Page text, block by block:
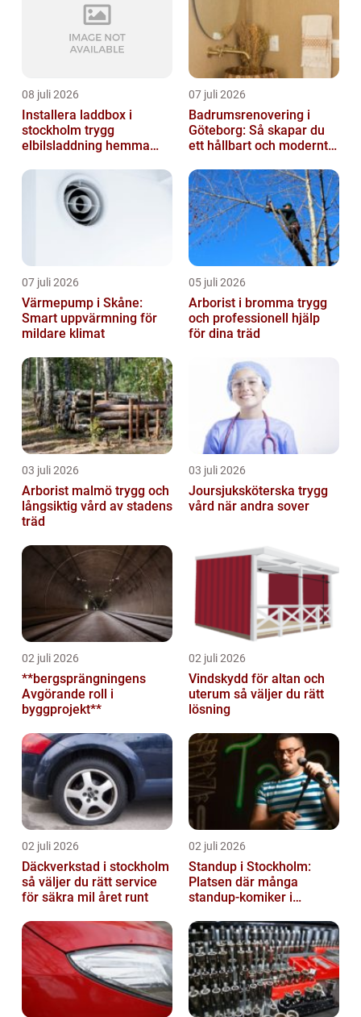
08 juli 2026
Installera laddbox i
stockholm trygg
elbilsladdning hemma
07 juli 2026
Badrumsrenovering i
Göteborg: Så skapar du
ett hållbart och modernt
07 juli 2026
Värmepump i Skåne:
Smart uppvärmning för
mildare klimat
05 juli 2026
Arborist i bromma trygg
och professionell hjälp
för dina träd
03 juli 2026
Arborist malmö trygg och
långsiktig vård av stadens
träd
03 juli 2026
Joursjuksköterska trygg
vård när andra sover
02 juli 2026
**bergsprängningens
Avgörande roll i
byggprojekt**
02 juli 2026
Vindskydd för altan och
uterum så väljer du rätt
lösning
02 juli 2026
Däckverkstad i stockholm
så väljer du rätt service
för säkra mil året runt
02 juli 2026
Standup i Stockholm:
Platsen där många
standup-komiker i